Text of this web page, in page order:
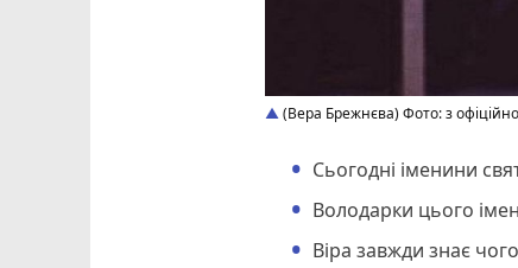
(Вера Брежнєва) Фото: з
Сьогодні іменини
Володарки цього
Віра завжди знає